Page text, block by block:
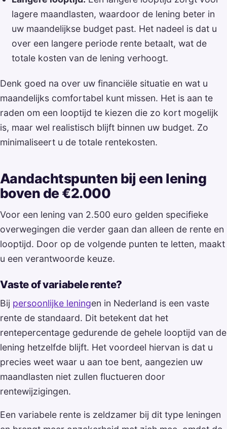
lagere maandlasten, waardoor de lening beter in
uw maandelijkse budget past. Het nadeel is dat u
over een langere periode rente betaalt, wat de
totale kosten van de lening verhoogt.
Denk goed na over uw financiële situatie en wat u
maandelijks comfortabel kunt missen. Het is aan te
raden om een looptijd te kiezen die zo kort mogelijk
is, maar wel realistisch blijft binnen uw budget. Zo
minimaliseert u de totale rentekosten.
Aandachtspunten bij een lening
boven de €2.000
Voor een lening van 2.500 euro gelden specifieke
overwegingen die verder gaan dan alleen de rente en
looptijd. Door op de volgende punten te letten, maakt
u een verantwoorde keuze.
Vaste of variabele rente?
Bij persoonlijke leningen in Nederland is een vaste
rente de standaard. Dit betekent dat het
rentepercentage gedurende de gehele looptijd van de
lening hetzelfde blijft. Het voordeel hiervan is dat u
precies weet waar u aan toe bent, aangezien uw
maandlasten niet zullen fluctueren door
rentewijzigingen.
Een variabele rente is zeldzamer bij dit type leningen